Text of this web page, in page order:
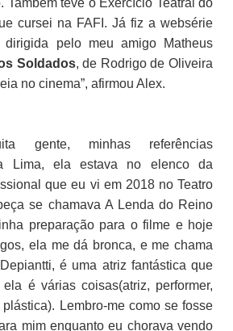
Também teve o Exercício Teatral do
cursei na FAFI. Já fiz a websérie
dirigida pelo meu amigo Matheus
Soldados, de Rodrigo de Oliveira
no cinema”, afirmou Alex.
gente, minhas referências
Lima, ela estava no elenco da
que eu vi em 2018 no Teatro
se chamava A Lenda do Reino
preparação para o filme e hoje
ela me dá bronca, e me chama
é uma atriz fantástica que
é várias coisas(atriz, performer,
Lembro-me como se fosse
mim enquanto eu chorava vendo